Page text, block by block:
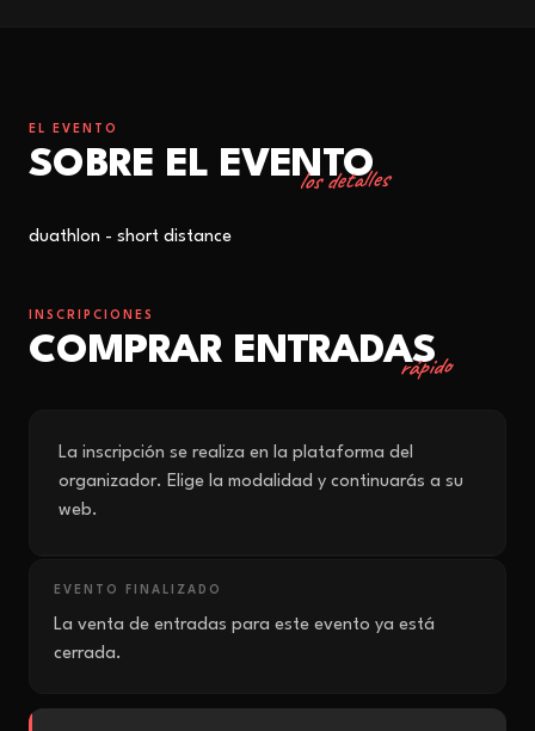
EL EVENTO
SOBRE EL EVENTO
los detalles
duathlon - short distance
INSCRIPCIONES
COMPRAR ENTRADAS
rápido
La inscripción se realiza en la plataforma del
organizador. Elige la modalidad y continuarás a su
web.
EVENTO FINALIZADO
La venta de entradas para este evento ya está
cerrada.